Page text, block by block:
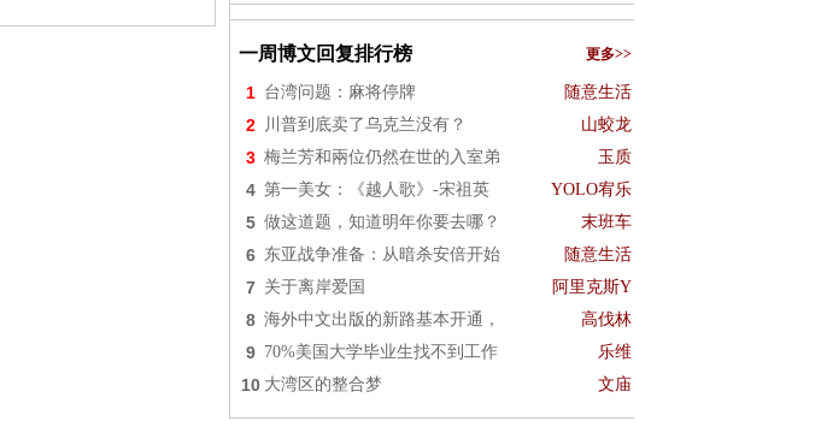
一周博文回复排行榜 更多>>
1 台湾问题：麻将停牌 随意生活
2 川普到底卖了乌克兰没有？ 山蛟龙
3 梅兰芳和兩位仍然在世的入室弟 玉质
4 第一美女：《越人歌》-宋祖英 YOLO宥乐
5 做这道题，知道明年你要去哪？ 末班车
6 东亚战争准备：从暗杀安倍开始 随意生活
7 关于离岸爱国 阿里克斯Y
8 海外中文出版的新路基本开通， 高伐林
9 70%美国大学毕业生找不到工作 乐维
10 大湾区的整合梦 文庙